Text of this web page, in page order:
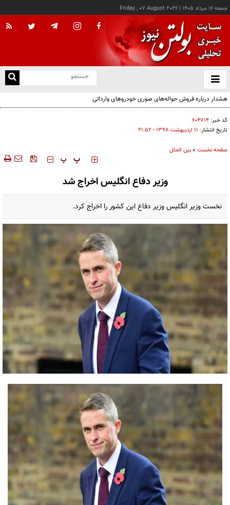
جمعه ۱۶ مرداد ۱۴۰۵ |
Friday , 07 August 2026
باز
و
هشدار درباره فروش حواله‌های صوری خودروهای وارداتی
کد خبر: ۶۰۴۷۱۴
تاریخ انتشار: ۱۱ ارديبهشت ۱۳۹۸ - ۲۱:۵۲
صفحه نخست »بین الملل
‍‍‍ پ پ
وزیر دفاع انگلیس اخراج شد
نخست وزیر انگلیس وزیر دفاع این کشور را اخراج کرد.